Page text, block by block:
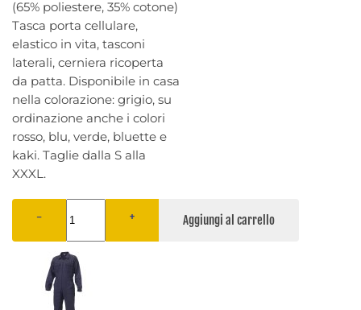
(65% poliestere, 35% cotone)
Tasca porta cellulare,
elastico in vita, tasconi
laterali, cerniera ricoperta
da patta. Disponibile in casa
nella colorazione: grigio, su
ordinazione anche i colori
rosso, blu, verde, bluette e
kaki. Taglie dalla S alla
XXXL.
− +